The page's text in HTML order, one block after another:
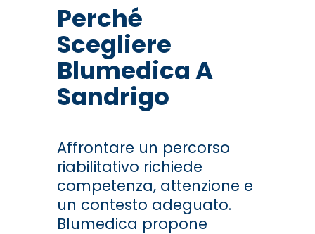
Perché
Scegliere
Blumedica A
Sandrigo
Affrontare un percorso
riabilitativo richiede
competenza, attenzione e
un contesto adeguato.
Blumedica propone